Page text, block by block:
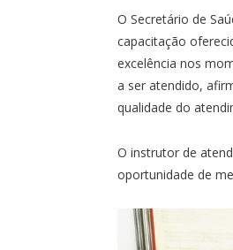
O Secretário de
capacitação
excelência nos
a ser atendido,
qualidade do
O instrutor de
oportunidade de